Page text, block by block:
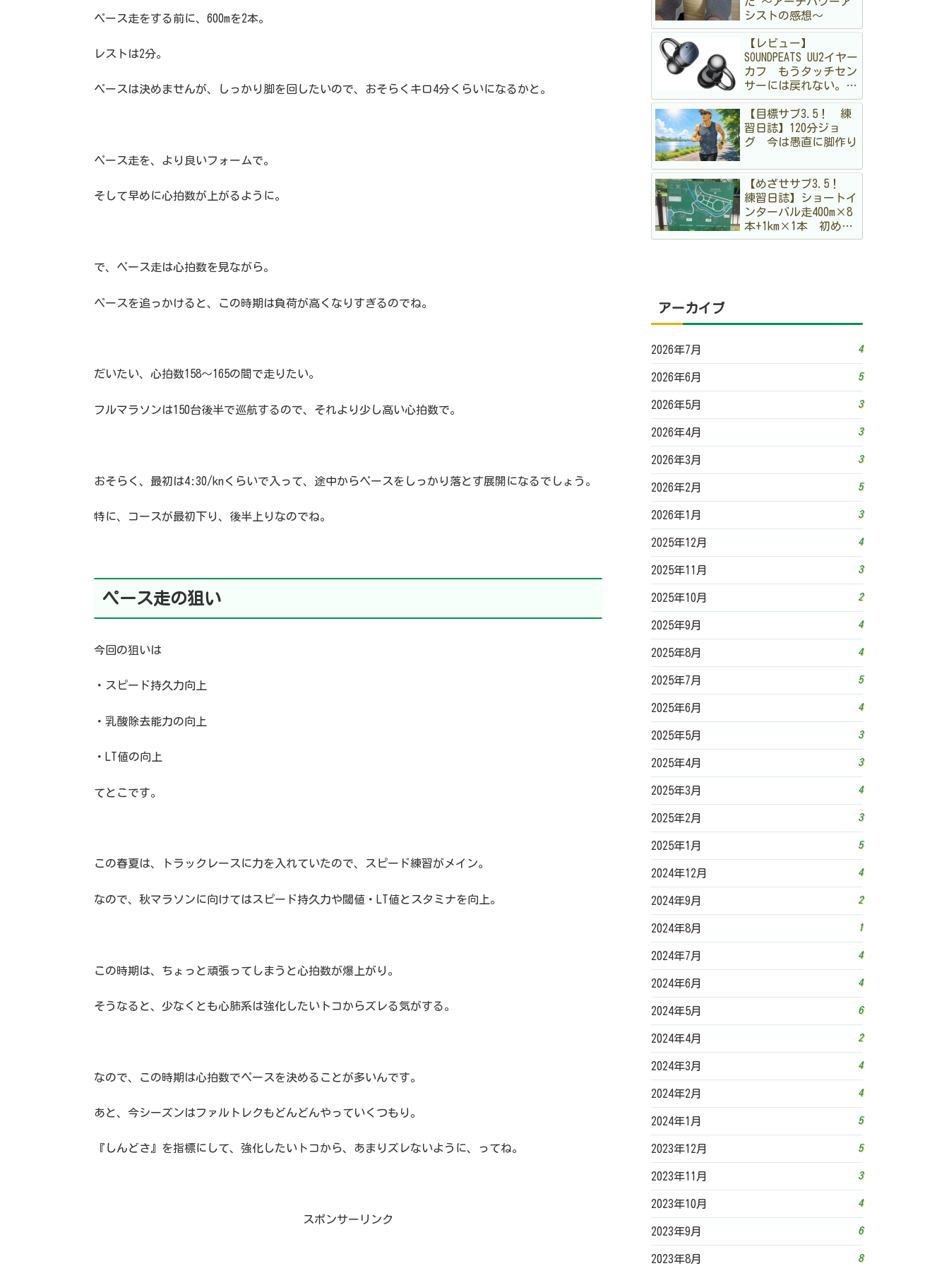
ペース走をする前に、600mを2本。
レストは2分。
ペースは決めませんが、しっかり脚を回したいので、おそらくキロ4分くらいになるかと。
ペース走を、より良いフォームで。
そして早めに心拍数が上がるように。
で、ペース走は心拍数を見ながら。
ペースを追っかけると、この時期は負荷が高くなりすぎるのでね。
だいたい、心拍数158〜165の間で走りたい。
フルマラソンは150台後半で巡航するので、それより少し高い心拍数で。
おそらく、最初は4:30/knくらいで入って、途中からペースをしっかり落とす展開になるでしょう。
特に、コースが最初下り、後半上りなのでね。
ペース走の狙い
今回の狙いは
・スピード持久力向上
・乳酸除去能力の向上
・LT値の向上
てとこです。
この春夏は、トラックレースに力を入れていたので、スピード練習がメイン。
なので、秋マラソンに向けてはスピード持久力や閾値・LT値とスタミナを向上。
この時期は、ちょっと頑張ってしまうと心拍数が爆上がり。
そうなると、少なくとも心肺系は強化したいトコからズレる気がする。
なので、この時期は心拍数でペースを決めることが多いんです。
あと、今シーズンはファルトレクもどんどんやっていくつもり。
『しんどさ』を指標にして、強化したいトコから、あまりズレないように、ってね。
スポンサーリンク
シストの感想〜
【レビュー】
SOUNDPEATS UU2イヤー
カフ もうタッチセン
サーには戻れない。走
る私が「物理ボタン」
に狂喜乱舞した理由
【目標サブ3.5！ 練
習日誌】120分ジョ
グ 今は愚直に脚作り
【めざせサブ3.5！
練習日誌】ショートイ
ンターバル走400m×8
本+1km×1本 初めて
のメニュー。まだ手探
アーカイブ
2026年7月 4
2026年6月 5
2026年5月 3
2026年4月 3
2026年3月 3
2026年2月 5
2026年1月 3
2025年12月 4
2025年11月 3
2025年10月 2
2025年9月 4
2025年8月 4
2025年7月 5
2025年6月 4
2025年5月 3
2025年4月 3
2025年3月 4
2025年2月 3
2025年1月 5
2024年12月 4
2024年9月 2
2024年8月 1
2024年7月 4
2024年6月 4
2024年5月 6
2024年4月 2
2024年3月 4
2024年2月 4
2024年1月 5
2023年12月 5
2023年11月 3
2023年10月 4
2023年9月 6
2023年8月 8